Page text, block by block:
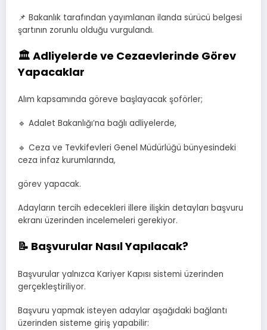
📌 Bakanlık tarafından yayımlanan ilanda sürücü belgesi
şartının zorunlu olduğu vurgulandı.
🏛️ Adliyelerde ve Cezaevlerinde Görev
Yapacaklar
Alım kapsamında göreve başlayacak şoförler;
🔹 Adalet Bakanlığı’na bağlı adliyelerde,
🔹 Ceza ve Tevkifevleri Genel Müdürlüğü bünyesindeki
ceza infaz kurumlarında,
görev yapacak.
Adayların tercih edecekleri illere ilişkin detayları başvuru
ekranı üzerinden incelemeleri gerekiyor.
📝 Başvurular Nasıl Yapılacak?
Başvurular yalnızca Kariyer Kapısı sistemi üzerinden
gerçekleştiriliyor.
Başvuru yapmak isteyen adaylar aşağıdaki bağlantı
üzerinden sisteme giriş yapabilir: